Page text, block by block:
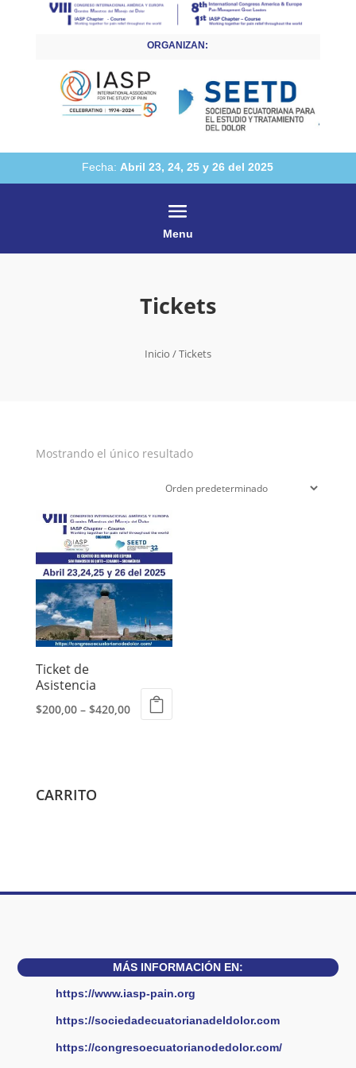
ORGANIZAN:
Fecha:Abril 23, 24, 25 y 26 del 2025
Menu
Tickets
Inicio / Tickets
Mostrando el único resultado
Ticket de
Asistencia
$200,00– $420,00
múltiples
pueden
la
página
producto
CARRITO
MÁS INFORMACIÓN EN:
https://www.iasp-pain.org
https://sociedadecuatorianadeldolor.com
https://congresoecuatorianodedolor.com/